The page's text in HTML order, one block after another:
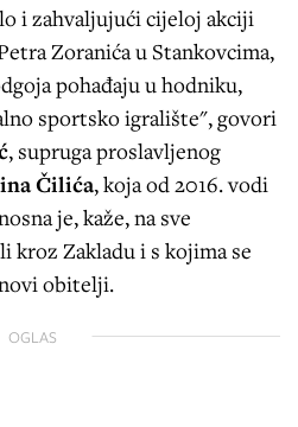
i zahvaljujući cijeloj akciji
Zoranića u Stankovcima,
pohađaju u hodniku,
sportsko igralište", govori
, supruga proslavljenog
Čilića, koja od 2016. vodi
je, kaže, na sve
kroz Zakladu i s kojima se
obitelji.
OGLAS